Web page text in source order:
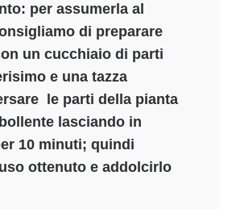
: per assumerla al
di preparare
un cucchiaio di parti
e una tazza
le parti della pianta
lasciando in
10 minuti; quindi
ottenuto e addolcirlo